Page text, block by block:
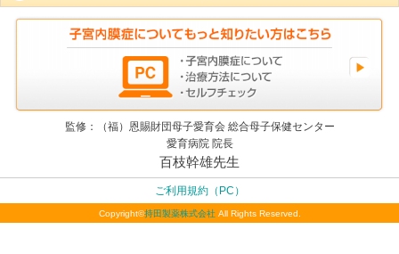
監修：（福）恩賜財団母子愛育会 総合母子保健センター
愛育病院 院長
百枝幹雄先生
ご利用規約（PC）
Copyright©持田製薬株式会社All Rights Reserved.